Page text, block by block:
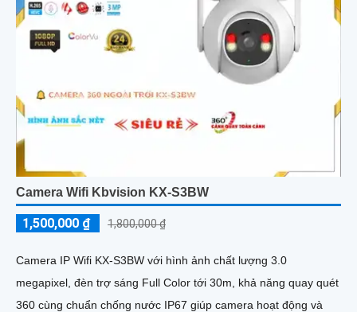
Camera Wifi Kbvision KX-S3BW
1,500,000 ₫ 1,800,000 ₫
Camera IP Wifi KX-S3BW với hình ảnh chất lượng 3.0
megapixel, đèn trợ sáng Full Color tới 30m, khả năng quay quét
360 cùng chuẩn chống nước IP67 giúp camera hoạt động và